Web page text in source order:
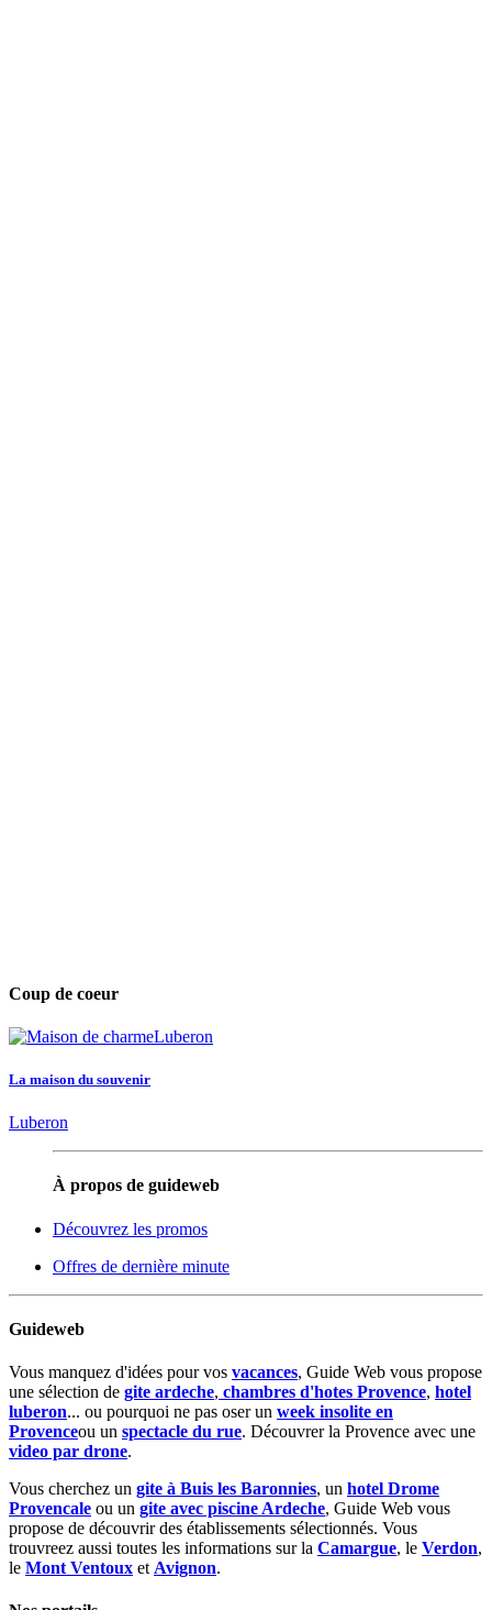
Coup de coeur
La maison du souvenir
Luberon
À propos de guideweb
Découvrez les promos
Offres de dernière minute
Guideweb
Vous manquez d'idées pour vos vacances, Guide Web vous propose
une sélection de gite ardeche, chambres d'hotes Provence, hotel
luberon... ou pourquoi ne pas oser un week insolite en
Provenceou un spectacle du rue. Découvrer la Provence avec une
video par drone.
Vous cherchez un gite à Buis les Baronnies, un hotel Drome
Provencale ou un gite avec piscine Ardeche, Guide Web vous
propose de découvrir des établissements sélectionnés. Vous
trouvreez aussi toutes les informations sur la Camargue, le Verdon,
le Mont Ventoux et Avignon.